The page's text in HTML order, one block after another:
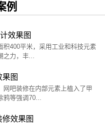
例
效果图
积400平米，采用工业和科技元素
之力，丰...
图
网吧装修在内部元素上植入了甲
鸦等强调70...
效果图